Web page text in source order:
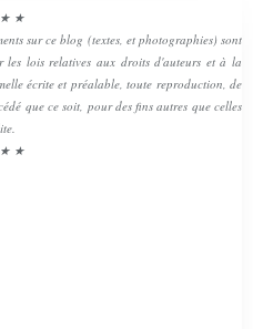
★
sur ce blog (textes, et photographies) sont
les lois relatives aux droits d'auteurs et à la
écrite et préalable, toute reproduction, de
que ce soit, pour des fins autres que celles
★